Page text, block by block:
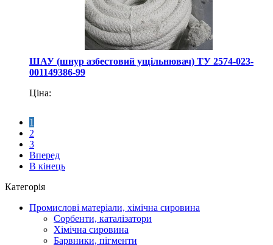
ШАУ (шнур азбестовий ущільнювач) ТУ 2574-023-
001149386-99
Ціна:
1
2
3
Вперед
В кінець
Категорія
Промислові матеріали, хімічна сировина
Сорбенти, каталізатори
Хімічна сировина
Барвники, пігменти